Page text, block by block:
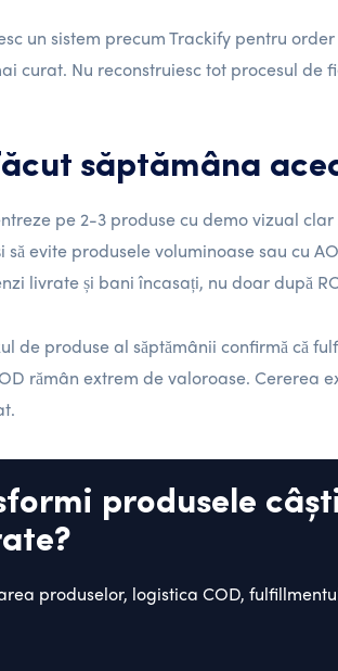
un sistem precum Trackify pentru
curat. Nu reconstruiesc tot procesul de
săptămâna
pe 2-3 produse cu demo vizual clar
evite produsele voluminoase sau cu
livrate și bani încasați, nu doar după
de produse al săptămânii confirmă că
rămân extrem de valoroase. Cererea
produsele
produselor, logistica COD,